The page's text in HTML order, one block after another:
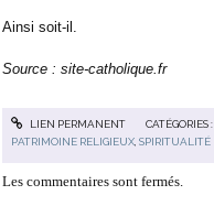
Ainsi soit-il.
Source : site-catholique.fr
LIEN PERMANENT CATÉGORIES :
PATRIMOINE RELIGIEUX ,SPIRITUALITÉ
Les commentaires sont fermés.